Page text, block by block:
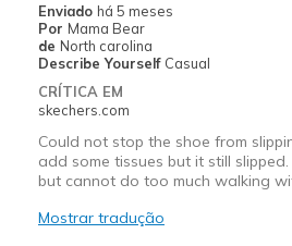
Sizing
View On Shoes
Enviado há 5 meses
Por Mama Bear
de North carolina
Describe Yourself Casual
CRÍTICA EM
skechers.com
Could not stop the shoe from
add some tissues but it still
but cannot do too much walking
Mostrar tradução